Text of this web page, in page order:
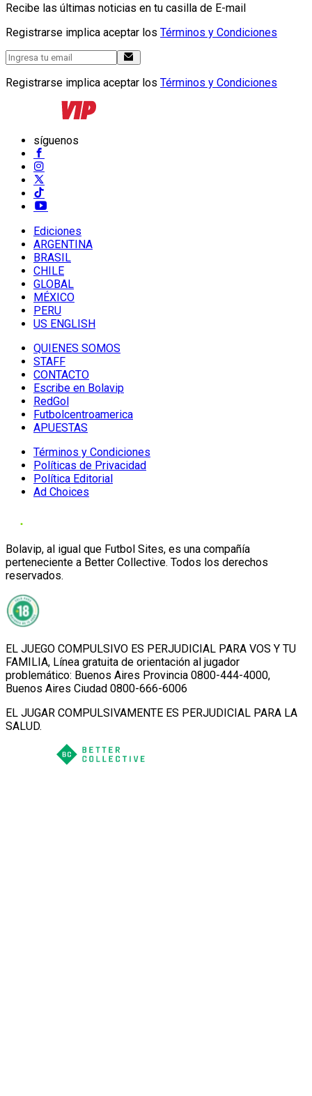
Recibe las últimas noticias en tu casilla de E-mail
Registrarse implica aceptar los Términos y Condiciones
Registrarse implica aceptar los Términos y Condiciones
síguenos
Ediciones
ARGENTINA
BRASIL
CHILE
GLOBAL
MÉXICO
PERU
US ENGLISH
QUIENES SOMOS
STAFF
CONTACTO
Escribe en Bolavip
RedGol
Futbolcentroamerica
APUESTAS
Términos y Condiciones
Políticas de Privacidad
Política Editorial
Ad Choices
Bolavip, al igual que Futbol Sites, es una compañía
perteneciente a Better Collective. Todos los derechos
reservados.
EL JUEGO COMPULSIVO ES PERJUDICIAL PARA VOS Y TU
FAMILIA, Línea gratuita de orientación al jugador
problemático: Buenos Aires Provincia 0800-444-4000,
Buenos Aires Ciudad 0800-666-6006
EL JUGAR COMPULSIVAMENTE ES PERJUDICIAL PARA LA
SALUD.